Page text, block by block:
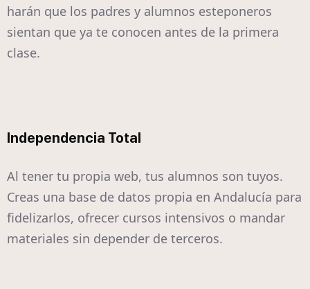
harán que los padres y alumnos esteponeros
sientan que ya te conocen antes de la primera
clase.
Independencia Total
Al tener tu propia web, tus alumnos son tuyos.
Creas una base de datos propia en Andalucía para
fidelizarlos, ofrecer cursos intensivos o mandar
materiales sin depender de terceros.